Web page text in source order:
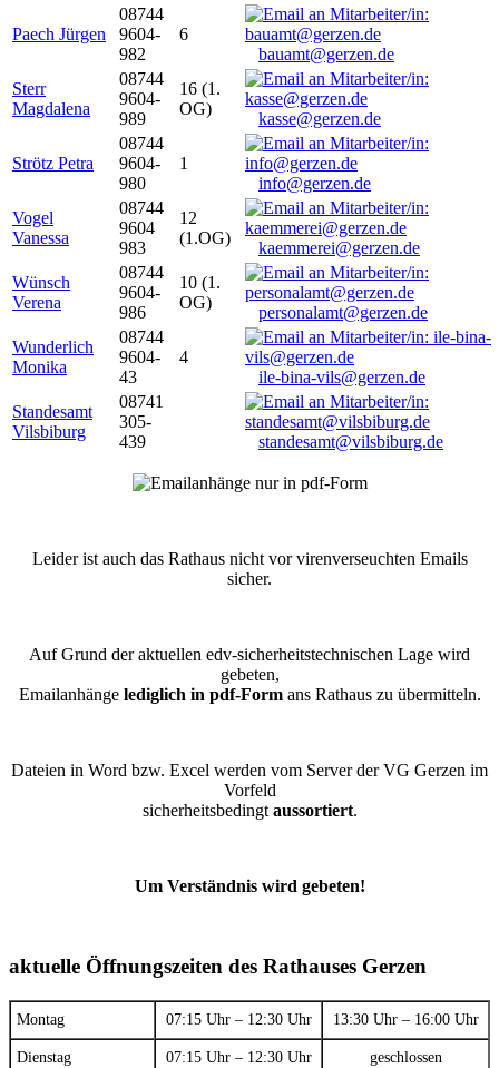
Paech Jürgen
08744
9604-
982
6
bauamt@gerzen.de
Sterr
Magdalena
08744
9604-
989
16 (1.
OG)
kasse@gerzen.de
Strötz Petra
08744
9604-
980
1
info@gerzen.de
Vogel
Vanessa
08744
9604
983
12
(1.OG)
kaemmerei@gerzen.de
Wünsch
Verena
08744
9604-
986
10 (1.
OG)
personalamt@gerzen.de
Wunderlich
Monika
08744
9604-
43
4
ile-bina-vils@gerzen.de
Standesamt
Vilsbiburg
08741
305-
439
standesamt@vilsbiburg.de
Leider ist auch das Rathaus nicht vor virenverseuchten Emails
sicher.
Auf Grund der aktuellen edv-sicherheitstechnischen Lage wird
gebeten,
Emailanhänge lediglich in pdf-Formans Rathaus zu übermitteln.
Dateien in Word bzw. Excel werden vom Server der VG Gerzen im
Vorfeld
sicherheitsbedingt aussortiert.
Um Verständnis wird gebeten!
aktuelle Öffnungszeiten des Rathauses Gerzen
Montag 07:15 Uhr – 12:30 Uhr 13:30 Uhr – 16:00 Uhr
Dienstag 07:15 Uhr – 12:30 Uhr geschlossen